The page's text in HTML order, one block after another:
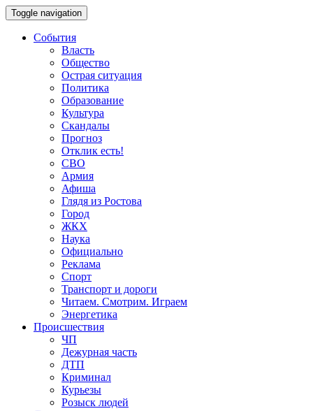
Toggle navigation
События
Власть
Общество
Острая ситуация
Политика
Образование
Культура
Скандалы
Прогноз
Отклик есть!
СВО
Армия
Афиша
Глядя из Ростова
Город
ЖКХ
Наука
Официально
Реклама
Спорт
Транспорт и дороги
Читаем. Смотрим. Играем
Энергетика
Происшествия
ЧП
Дежурная часть
ДТП
Криминал
Курьезы
Розыск людей